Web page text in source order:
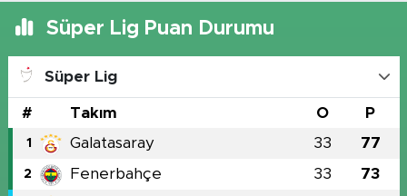
Süper Lig Puan Durumu
Süper Lig
# Takım O P
1 Galatasaray 33 77
2 Fenerbahçe 33 73